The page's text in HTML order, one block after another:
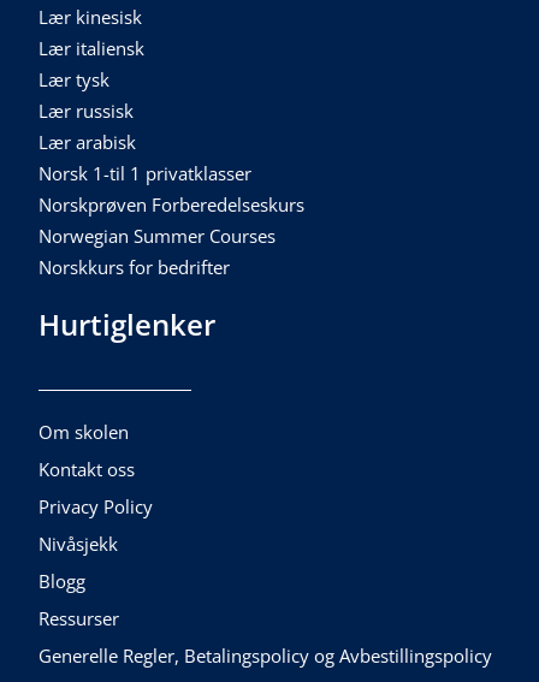
Lær kinesisk
Lær italiensk
Lær tysk
Lær russisk
Lær arabisk
Norsk 1-til 1 privatklasser
Norskprøven Forberedelseskurs
Norwegian Summer Courses
Norskkurs for bedrifter
Hurtiglenker
Om skolen
Kontakt oss
Privacy Policy
Nivåsjekk
Blogg
Ressurser
Generelle Regler, Betalingspolicy og Avbestillingspolicy